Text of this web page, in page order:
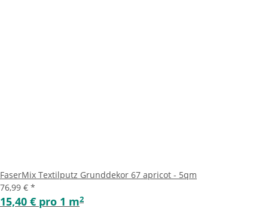
FaserMix Textilputz Grunddekor 67 apricot - 5qm
76,99 € *
15,40 € pro 1 m2